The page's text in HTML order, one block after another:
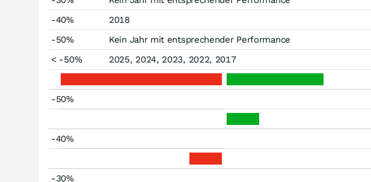
-40%
2018
-50%
Kein Jahr mit entsprechender Performance
< -50%
2025, 2024, 2023, 2022, 2017
-50%
-40%
-30%